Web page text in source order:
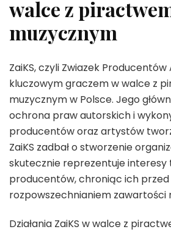
walce z
muzycznym
ZaiKS, czyli Zwiazek
kluczowym graczem w walce z
muzycznym w Polsce. Jego
ochrona praw autorskich i
producentów oraz artystów
ZaiKS zadbał o stworzenie
skutecznie reprezentuje interesy
producentów, chroniąc ich
rozpowszechnianiem zawartości
Działania ZaiKS w walce z